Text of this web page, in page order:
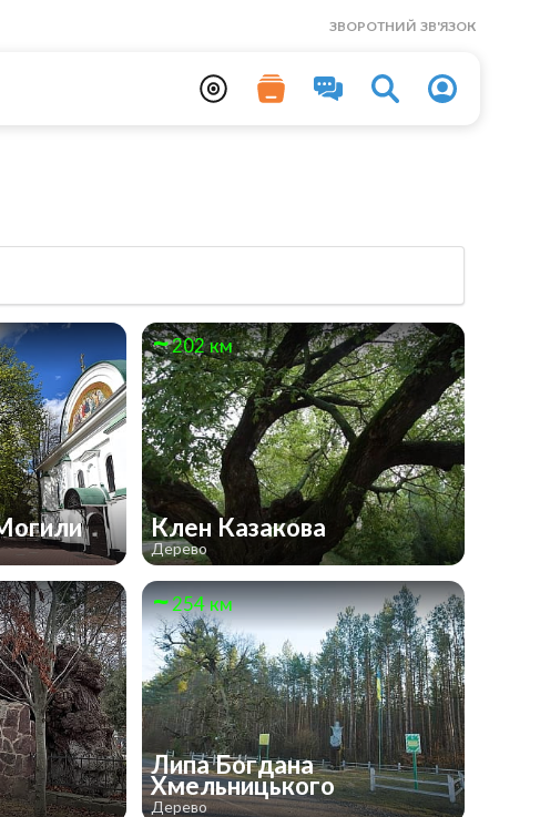
ЗВОРОТНИЙ ЗВ'ЯЗОК
202 км
Клен Казакова
Дерево
254 км
Липа Богдана
Хмельницького
Дерево